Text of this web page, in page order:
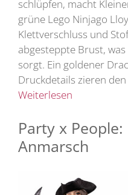
schlüpfen, macht
grüne Lego Ninjago
Klettverschluss und
abgesteppte Brust,
sorgt. Ein goldener
Druckdetails zieren
Weiterlesen
Party x
Anmarsch